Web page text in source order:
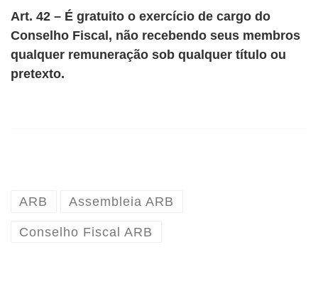
Art. 42 – É gratuito o exercício de cargo do
Conselho Fiscal, não recebendo seus membros
qualquer remuneração sob qualquer título ou
pretexto.
ARB Assembleia ARB
Conselho Fiscal ARB